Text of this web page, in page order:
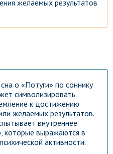
желаемых результатов
о «Потуги» по соннику
символизировать
к достижению
желаемых результатов.
внутреннее
которые выражаются в
активности.